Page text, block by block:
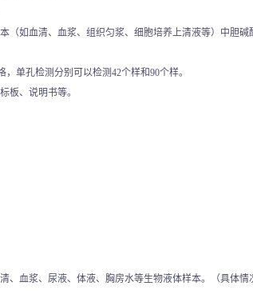
（如血清、血浆、组织匀浆、细胞培养上清液等）中胆碱
，单孔检测分别可以检测42个样和90个样。
板、说明书等。
、血浆、尿液、体液、胸房水等生物液体样本。（具体情